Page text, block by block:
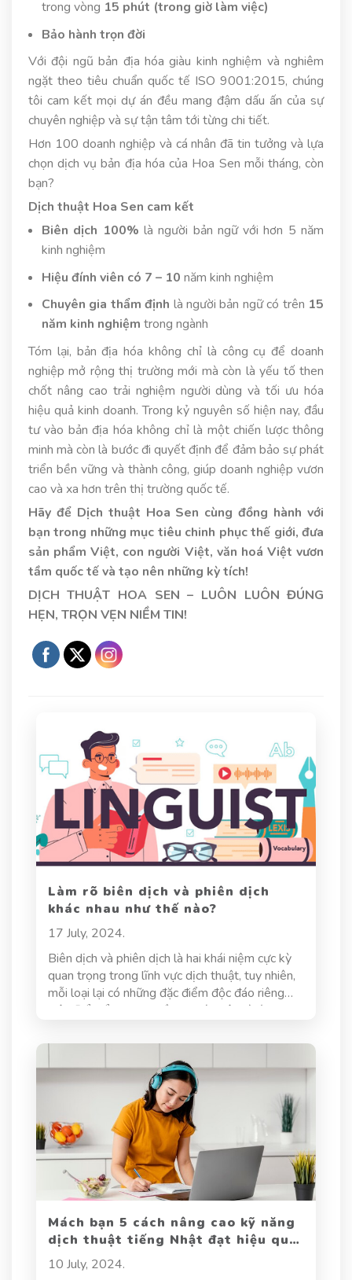
trong vòng 15 phút (trong giờ làm việc)
Bảo hành trọn đời
Với đội ngũ bản địa hóa giàu kinh nghiệm và nghiêm
ngặt theo tiêu chuẩn quốc tế ISO 9001:2015, chúng
tôi cam kết mọi dự án đều mang đậm dấu ấn của sự
chuyên nghiệp và sự tận tâm tới từng chi tiết.
Hơn 100 doanh nghiệp và cá nhân đã tin tưởng và lựa
chọn dịch vụ bản địa hóa của Hoa Sen mỗi tháng, còn
bạn?
Dịch thuật Hoa Sen cam kết
Biên dịch 100% là người bản ngữ với hơn 5 năm
kinh nghiệm
Hiệu đính viên có 7 – 10 năm kinh nghiệm
Chuyên gia thẩm định là người bản ngữ có trên 15
năm kinh nghiệm trong ngành
Tóm lại, bản địa hóa không chỉ là công cụ để doanh
nghiệp mở rộng thị trường mới mà còn là yếu tố then
chốt nâng cao trải nghiệm người dùng và tối ưu hóa
hiệu quả kinh doanh. Trong kỷ nguyên số hiện nay, đầu
tư vào bản địa hóa không chỉ là một chiến lược thông
minh mà còn là bước đi quyết định để đảm bảo sự phát
triển bền vững và thành công, giúp doanh nghiệp vươn
cao và xa hơn trên thị trường quốc tế.
Hãy để Dịch thuật Hoa Sen cùng đồng hành với
bạn trong những mục tiêu chinh phục thế giới, đưa
sản phẩm Việt, con người Việt, văn hoá Việt vươn
tầm quốc tế và tạo nên những kỳ tích!
DỊCH THUẬT HOA SEN – LUÔN LUÔN ĐÚNG
HẸN, TRỌN VẸN NIỀM TIN!
Làm rõ biên dịch và phiên dịch
khác nhau như thế nào?
17 July, 2024.
Biên dịch và phiên dịch là hai khái niệm cực kỳ
quan trọng trong lĩnh vực dịch thuật, tuy nhiên,
mỗi loại lại có những đặc điểm độc đáo riêng
biệt. Để hiểu rõ hơn về sự khác biệt và ứng
Hoa Sen khám phá về biên dịch và phiên dịch
khác nhau như thế nào trong bài viết dưới đây.
Mách bạn 5 cách nâng cao kỹ năng
dịch thuật tiếng Nhật đạt hiệu quả
cao
10 July, 2024.